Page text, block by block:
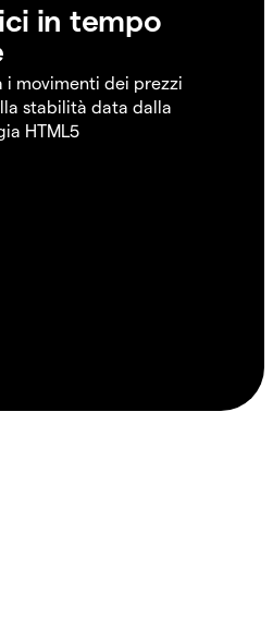
in tempo
i movimenti dei prezzi
stabilità data dalla
HTML5